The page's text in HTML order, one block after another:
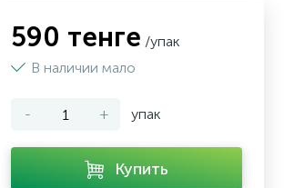
590 тенге /упак
В наличии мало
- + упак
Купить